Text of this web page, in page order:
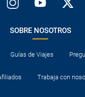
SOBRE NOSOTROS
Guías de Viajes
Trabaja con